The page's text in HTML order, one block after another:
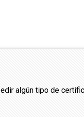
algún tipo de